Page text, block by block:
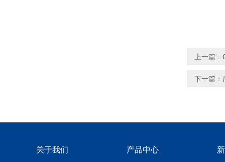
上一篇：
下一篇：
关于我们 产品中心